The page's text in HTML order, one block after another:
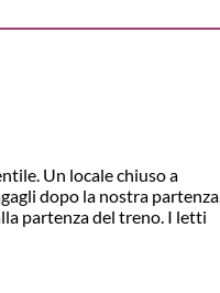
Un locale chiuso a
dopo la nostra partenza,
partenza del treno. I letti